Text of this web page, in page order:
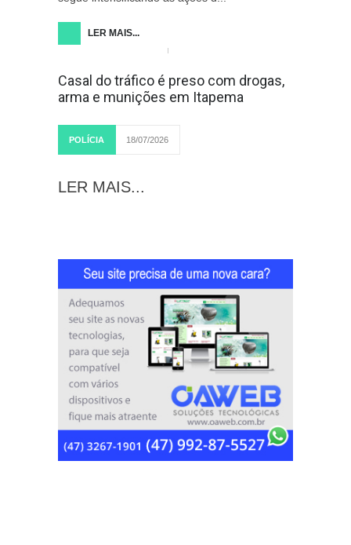
LER MAIS...
Casal do tráfico é preso com drogas,
arma e munições em Itapema
POLÍCIA 18/07/2026
LER MAIS...